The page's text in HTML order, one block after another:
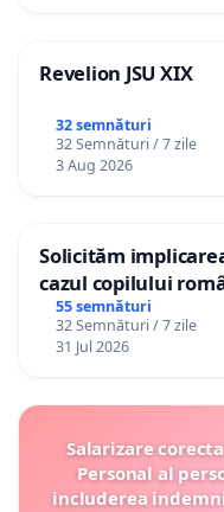
Revelion JSU XIX
32 semnături
32 Semnături / 7 zile
3 Aug 2026
Solicităm
cazul copilului
Gheorghe, aflat în
12 ani
55 semnături
32 Semnături / 7 zile
31 Jul 2026
Salarizare
Personal al
includerea